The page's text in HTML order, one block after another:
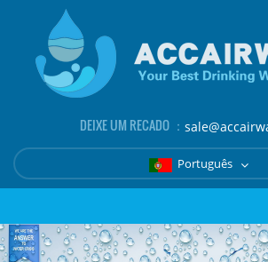
DEIXE UM RECADO ：
Português